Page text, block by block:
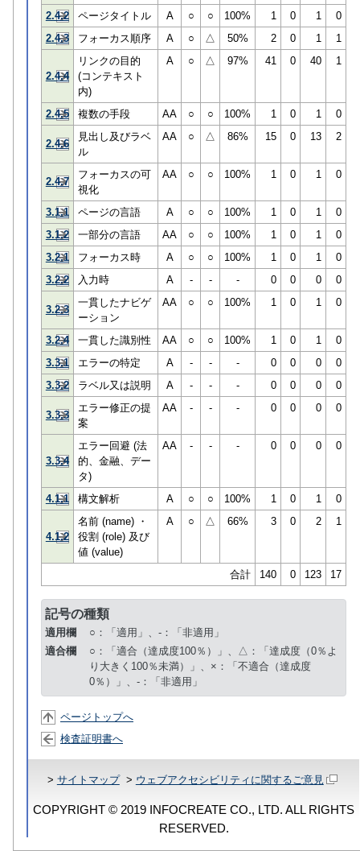
2.4.2 ページタイトル A ○ ○ 100% 1 0 1
0
2.4.3
フォーカス順序 A ○ △ 50% 2 0 1 1
2.4.4
リンクの目的
(コンテキスト
内)
A ○ △ 97% 41 0 40 1
2.4.5 複数の手段 AA ○ ○ 100% 1 0 1 0
2.4.6
見出し及びラベ
ル
AA ○ △ 86% 15 0 13 2
2.4.7
フォーカスの可
視化
AA ○ ○ 100% 1 0 1 0
3.1.1 ページの言語 A ○ ○ 100% 1 0 1
0
3.1.2
一部分の言語 AA ○ ○ 100% 1 0 1
0
3.2.1
フォーカス時 A ○ ○ 100% 1 0 1
0
3.2.2
入力時 A - - - 0 0 0 0
3.2.3
一貫したナビゲ
ーション
AA ○ ○ 100% 1 0 1 0
3.2.4 一貫した識別性 AA ○ ○ 100% 1 0 1
0
3.3.1
エラーの特定 A - - - 0 0 0
0
3.3.2
ラベル又は説明 A - - - 0 0 0 0
3.3.3
エラー修正の提
案
AA - - - 0 0 0 0
3.3.4
エラー回避 (法
的、金融、デー
タ)
AA - - - 0 0 0 0
4.1.1 構文解析 A ○ ○ 100% 1 0 1 0
4.1.2
名前 (name) ・
役割 (role) 及び
値 (value)
A ○ △ 66% 3 0 2 1
合計 140 0 123 17
記号の種類
適用欄
○：「適用」、-：「非適用」
適合欄
○：「適合（達成度100％）」、△：「達成度（0％よ
り大きく100％未満）」、×：「不適合（達成度
0％）」、-：「非適用」
ページトップへ
検査証明書へ
> サイトマップ> ウェブアクセシビリティに関するご意見
COPYRIGHT © 2019 INFOCREATE CO., LTD. ALL RIGHTS
RESERVED.